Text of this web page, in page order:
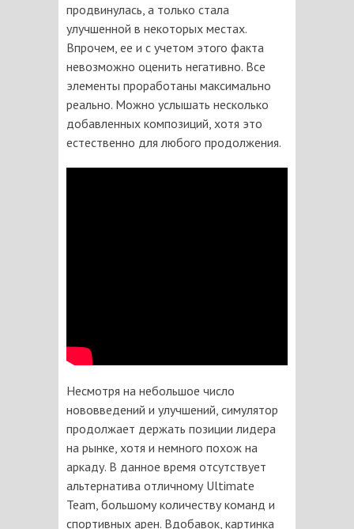
продвинулась, а только стала
улучшенной в некоторых местах.
Впрочем, ее и с учетом этого факта
невозможно оценить негативно. Все
элементы проработаны максимально
реально. Можно услышать несколько
добавленных композиций, хотя это
естественно для любого продолжения.
Несмотря на небольшое число
нововведений и улучшений, симулятор
продолжает держать позиции лидера
на рынке, хотя и немного похож на
аркаду. В данное время отсутствует
альтернатива отличному Ultimate
Team, большому количеству команд и
спортивных арен. Вдобавок, картинка